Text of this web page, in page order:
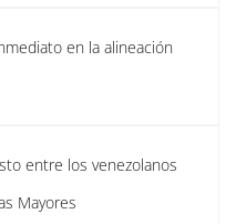
en la alineación
entre los venezolanos
Mayores